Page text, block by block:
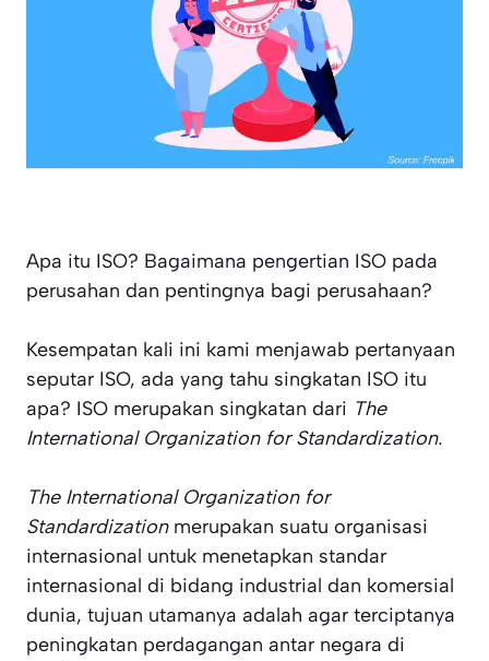
Apa itu ISO? Bagaimana pengertian ISO pada
perusahan dan pentingnya bagi perusahaan?
Kesempatan kali ini kami menjawab pertanyaan
seputar ISO, ada yang tahu singkatan ISO itu
apa? ISO merupakan singkatan dari The
International Organization for Standardization.
The International Organization for
Standardizationmerupakan suatu organisasi
internasional untuk menetapkan standar
internasional di bidang industrial dan komersial
dunia, tujuan utamanya adalah agar terciptanya
peningkatan perdagangan antar negara di